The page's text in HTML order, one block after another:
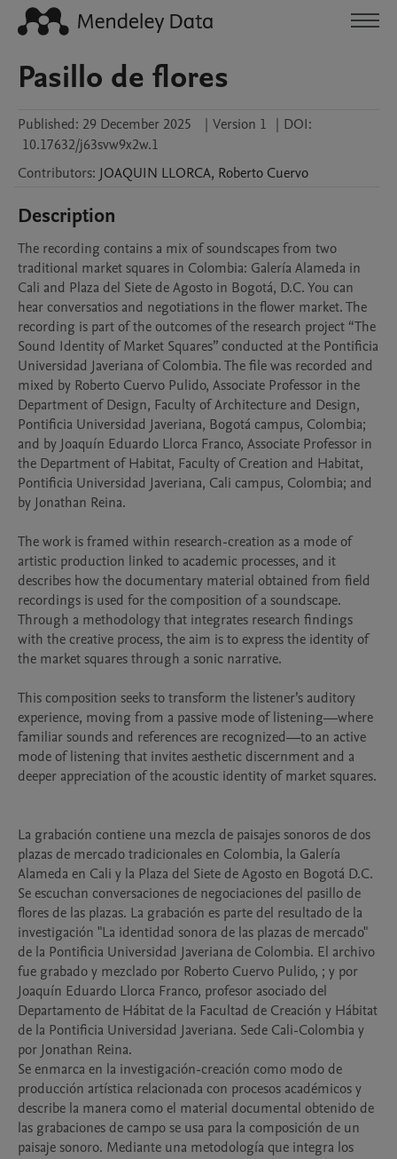
Pasillo de flores
Published: 29 December 2025 | Version 1 | DOI:
10.17632/j63svw9x2w.1
Contributors: JOAQUIN LLORCA, Roberto Cuervo
Description
The recording contains a mix of soundscapes from two
traditional market squares in Colombia: Galería Alameda in
Cali and Plaza del Siete de Agosto in Bogotá, D.C. You can
hear conversatios and negotiations in the flower market. The
recording is part of the outcomes of the research project “The
Sound Identity of Market Squares” conducted at the Pontificia
Universidad Javeriana of Colombia. The file was recorded and
mixed by Roberto Cuervo Pulido, Associate Professor in the
Department of Design, Faculty of Architecture and Design,
Pontificia Universidad Javeriana, Bogotá campus, Colombia;
and by Joaquín Eduardo Llorca Franco, Associate Professor in
the Department of Habitat, Faculty of Creation and Habitat,
Pontificia Universidad Javeriana, Cali campus, Colombia; and
by Jonathan Reina.
The work is framed within research-creation as a mode of
artistic production linked to academic processes, and it
describes how the documentary material obtained from field
recordings is used for the composition of a soundscape.
Through a methodology that integrates research findings
with the creative process, the aim is to express the identity of
the market squares through a sonic narrative.
This composition seeks to transform the listener’s auditory
experience, moving from a passive mode of listening—where
familiar sounds and references are recognized—to an active
mode of listening that invites aesthetic discernment and a
deeper appreciation of the acoustic identity of market squares.
La grabación contiene una mezcla de paisajes sonoros de dos
plazas de mercado tradicionales en Colombia, la Galería
Alameda en Cali y la Plaza del Siete de Agosto en Bogotá D.C.
Se escuchan conversaciones de negociaciones del pasillo de
flores de las plazas. La grabación es parte del resultado de la
investigación "La identidad sonora de las plazas de mercado"
de la Pontificia Universidad Javeriana de Colombia. El archivo
fue grabado y mezclado por Roberto Cuervo Pulido, ; y por
Joaquín Eduardo Llorca Franco, profesor asociado del
Departamento de Hábitat de la Facultad de Creación y Hábitat
de la Pontificia Universidad Javeriana. Sede Cali-Colombia y
por Jonathan Reina.
Se enmarca en la investigación-creación como modo de
producción artística relacionada con procesos académicos y
describe la manera como el material documental obtenido de
las grabaciones de campo se usa para la composición de un
paisaje sonoro. Mediante una metodología que integra los